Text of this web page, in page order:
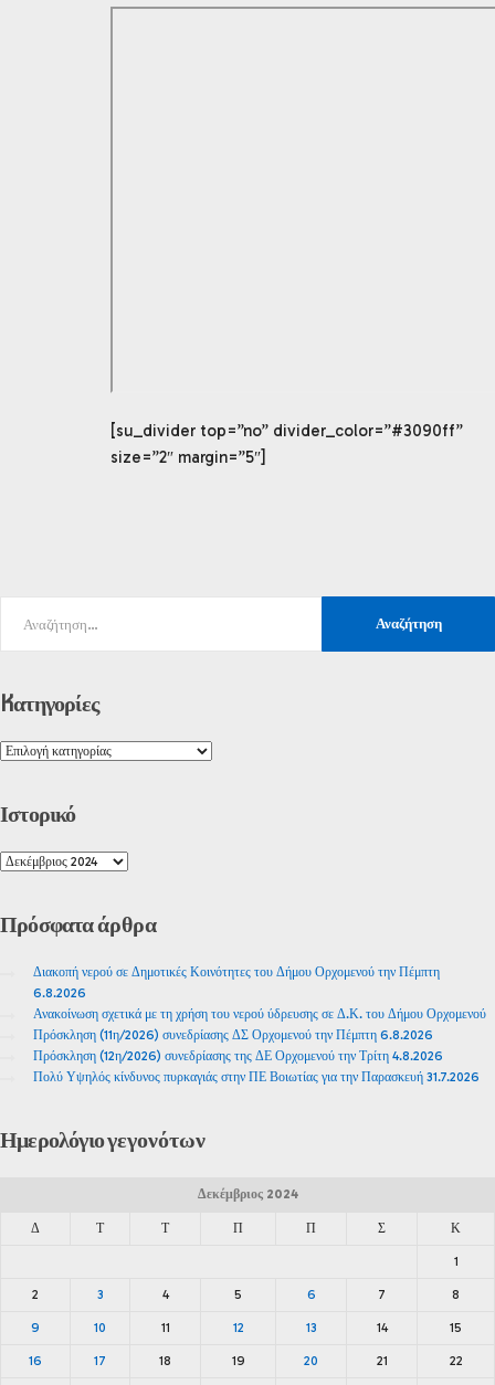
[su_divider top=”no” divider_color=”#3090ff”
size=”2″ margin=”5″]
Kατηγορίες
Ιστορικό
Πρόσφαταάρθρα
Διακοπή νερού σε Δημοτικές Κοινότητες του Δήμου Ορχομενού την Πέμπτη
6.8.2026
Ανακοίνωση σχετικά με τη χρήση του νερού ύδρευσης σε Δ.Κ. του Δήμου Ορχομενού
Πρόσκληση (11η/2026) συνεδρίασης ΔΣ Ορχομενού την Πέμπτη 6.8.2026
Πρόσκληση (12η/2026) συνεδρίασης της ΔΕ Ορχομενού την Τρίτη 4.8.2026
Πολύ Υψηλός κίνδυνος πυρκαγιάς στην ΠΕ Βοιωτίας για την Παρασκευή 31.7.2026
Ημερολόγιογεγονότων
Δεκέμβριος 2024
Δ Τ Τ Π Π Σ Κ
1
2 3 4 5 6 7 8
9 10 11 12 13 14 15
16 17 18 19 20 21 22